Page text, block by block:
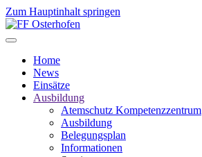
Zum Hauptinhalt springen
Home
News
Einsätze
Ausbildung
Atemschutz Kompetenzzentrum
Ausbildung
Belegungsplan
Informationen